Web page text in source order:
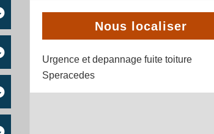
Nous localiser
Urgence et depannage fuite toiture
Speracedes